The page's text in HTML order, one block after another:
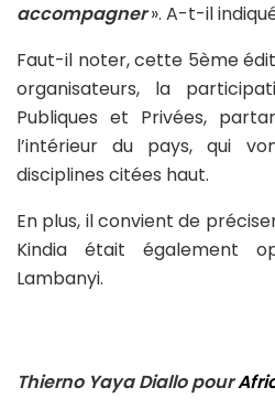
accompagner». A-t-il
Faut-il noter, cette 5ème
organisateurs, la
Publiques et Privées,
l’intérieur du pays, qui
disciplines citées haut.
En plus, il convient de
Kindia était également
Lambanyi.
Thierno Yaya Diallo pour